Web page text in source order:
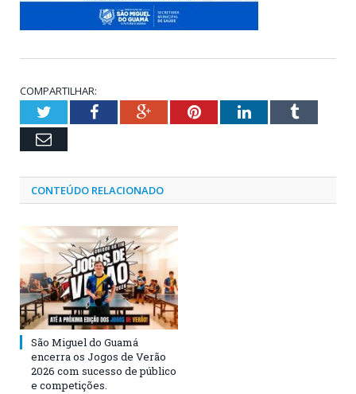
COMPARTILHAR:
TwitterFacebookGoogle+PinterestLinkedInTumblr
Email
CONTEÚDO RELACIONADO
São Miguel do Guamá
encerra os Jogos de Verão
2026 com sucesso de público
e competições.